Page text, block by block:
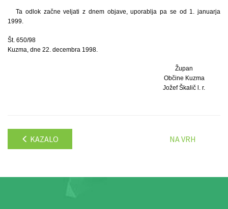
Ta odlok začne veljati z dnem objave, uporablja pa se od 1. januarja
1999.
Št. 650/98
Kuzma, dne 22. decembra 1998.
Župan
Občine Kuzma
Jožef Škalič l. r.
KAZALO NA VRH